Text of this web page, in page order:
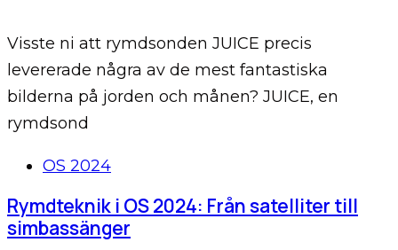
Visste ni att rymdsonden JUICE precis
levererade några av de mest fantastiska
bilderna på jorden och månen? JUICE, en
rymdsond
TagsOS 2024
Rymdteknik i OS 2024: Från satelliter till
simbassänger